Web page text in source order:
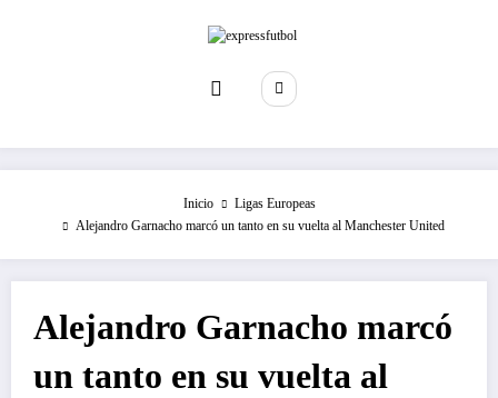
Inicio
Ligas Europeas
Alejandro Garnacho marcó un tanto en su vuelta al Manchester United
Alejandro Garnacho marcó
un tanto en su vuelta al